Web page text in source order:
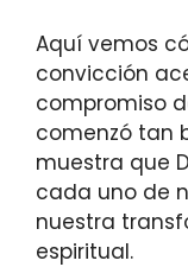
Aquí vemos
convicción
compromiso
comenzó tan
muestra que
cada uno de
nuestra
espiritual.